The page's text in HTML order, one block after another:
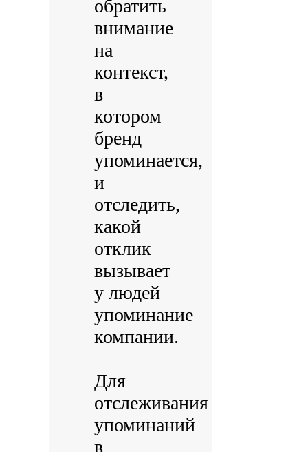
обратить
внимание
на
контекст,
в
котором
бренд
упоминается,
и
отследить,
какой
отклик
вызывает
у людей
упоминание
компании.
Для
отслеживания
упоминаний
в